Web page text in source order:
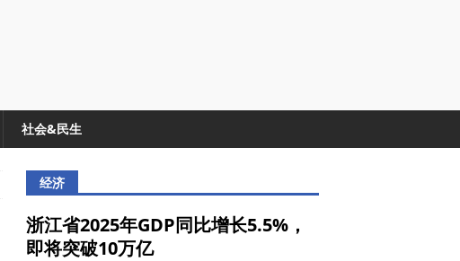
社会&民生
经济
浙江省2025年GDP同比增长5.5%，
即将突破10万亿